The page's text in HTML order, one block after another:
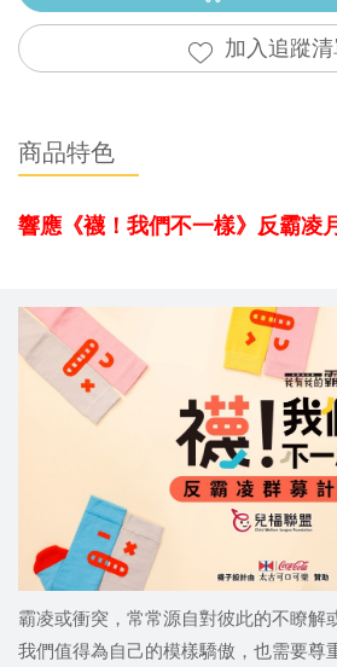
加入追蹤清
商品特色
響應《襪！我們不一樣》反霸凌
霸凌或衝突，常常源自對彼此的不瞭解
我們值得為自己的模樣驕傲，也需要尊